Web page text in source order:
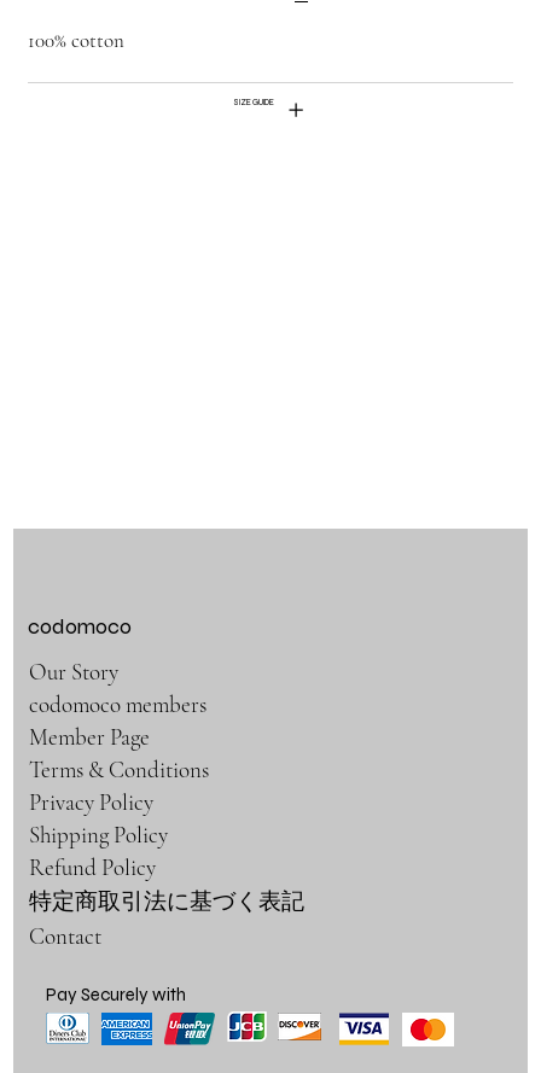
100% cotton
SIZE GUIDE
codomoco
Our Story
codomoco members
Member Page
Terms & Conditions
Privacy Policy
Shipping Policy
Refund Policy
特定商取引法に基づく表記
Contact
Pay Securely with